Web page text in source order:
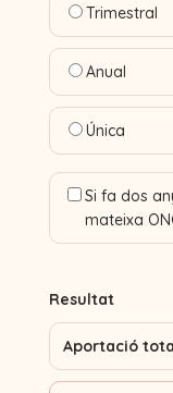
Trimestral
Anual
Única
Si fa dos
mateixa
Resultat
Aportació